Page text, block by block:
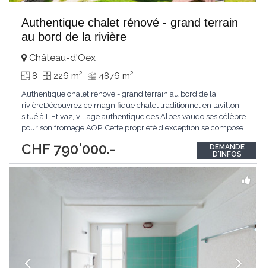
Authentique chalet rénové - grand terrain
au bord de la rivière
CHF 790'000.-
Château-d'Oex
8 226 m2 4876 m2
Authentique chalet rénové - grand terrain au bord de la
rivièreDécouvrez ce magnifique chalet traditionnel en tavillon
situé à L'Etivaz, village authentique des Alpes vaudoises célèbre
pour son fromage AOP. Cette propriété d'exception se compose
entièrement aménagé comprenant bureau, buanderie et
carnotzet.Le chalet bénéficie...
DEMANDE
D'INFOS